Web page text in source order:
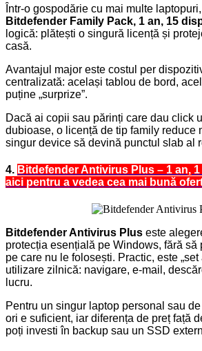
Într-o gospodărie cu mai multe
Bitdefender Family Pack, 1 an, 15
logică: plătești o singură licență și
casă.
Avantajul major este costul per
centralizată: același tablou de bord,
puține „surprize”.
Dacă ai copii sau părinți care dau click
dubioase, o licență de tip family reduce
singur device să devină punctul slab al
4. Bitdefender Antivirus Plus – 1 an,
aici pentru a vedea cea mai bună
Bitdefender Antivirus Plus este
protecția esențială pe Windows, fără să
pe care nu le folosești. Practic, este „set
utilizare zilnică: navigare, e-mail,
lucru.
Pentru un singur laptop personal sau
ori e suficient, iar diferența de preț față
poți investi în backup sau un SSD